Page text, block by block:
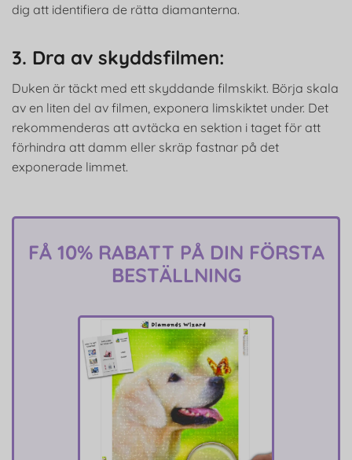
dig att identifiera de rätta diamanterna.
3. Dra av skyddsfilmen:
Duken är täckt med ett skyddande filmskikt. Börja skala
av en liten del av filmen, exponera limskiktet under. Det
rekommenderas att avtäcka en sektion i taget för att
förhindra att damm eller skräp fastnar på det
exponerade limmet.
FÅ 10% RABATT PÅ DIN FÖRSTA
BESTÄLLNING